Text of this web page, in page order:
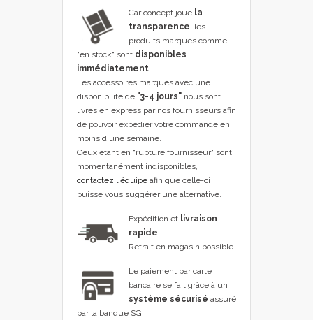
Car concept joue la
transparence , les
produits marqués comme
"en stock" sont disponibles
immédiatement
Les accessoires marqués avec une
disponibilité de "3-4 jours" nous sont
livrés en express par nos fournisseurs afin
de pouvoir expédier votre commande en
moins d'une semaine.
Ceux étant en "rupture fournisseur" sont
momentanément indisponibles,
contactez l'équipe afin que celle-ci
puisse vous suggérer une alternative.
Expédition et livraison
rapide
Retrait en magasin possible.
Le paiement par carte
bancaire se fait grâce à un
système sécurisé assuré
par la banque SG.